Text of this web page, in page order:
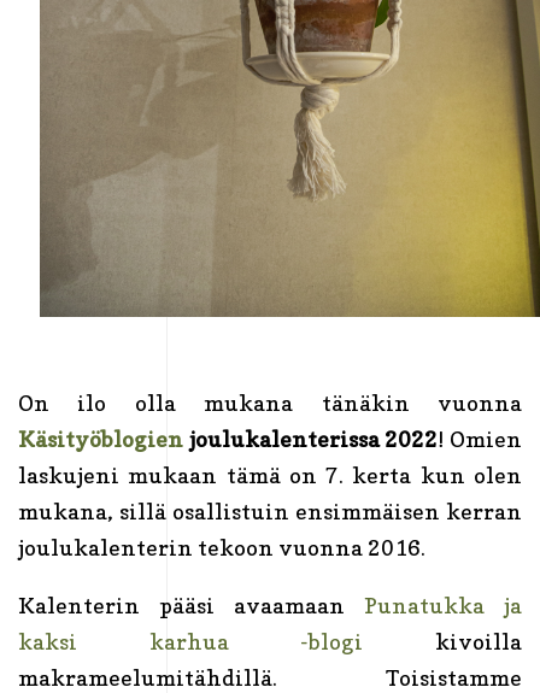
On ilo olla mukana tänäkin vuonna
Käsityöblogien joulukalenterissa 2022! Omien
laskujeni mukaan tämä on 7. kerta kun olen
mukana, sillä osallistuin ensimmäisen kerran
joulukalenterin tekoon vuonna 2016.
Kalenterin pääsi avaamaan Punatukka ja
kaksi karhua -blogi kivoilla
makrameelumitähdillä. Toisistamme